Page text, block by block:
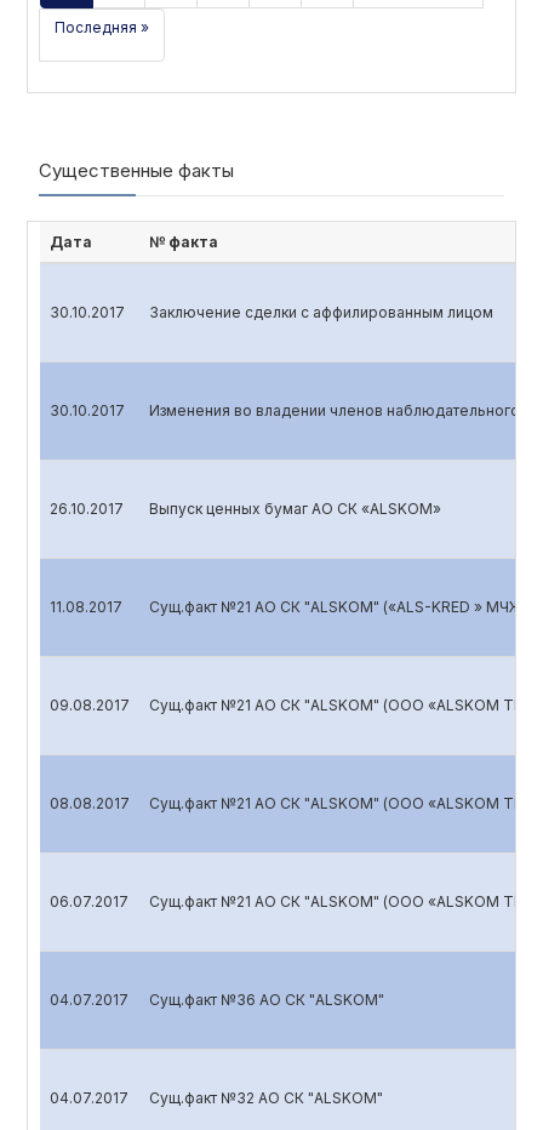
Последняя »
Существенные факты
Дата № факта
30.10.2017 Заключение сделки с аффилированным лицом
30.10.2017 Изменения во владении членов наблюдательного
26.10.2017 Выпуск ценных бумаг АО СК «ALSKOM»
11.08.2017 Сущ.факт №21 АО СК "ALSKOM" («ALS-KRED » МЧЖ)
09.08.2017 Сущ.факт №21 АО СК "ALSKOM" (ООО «ALSKOM
08.08.2017 Сущ.факт №21 АО СК "ALSKOM" (ООО «ALSKOM
06.07.2017 Сущ.факт №21 АО СК "ALSKOM" (ООО «ALSKOM
04.07.2017 Сущ.факт №36 АО СК "ALSKOM"
04.07.2017 Сущ.факт №32 АО СК "ALSKOM"